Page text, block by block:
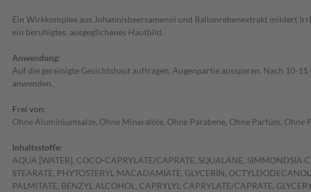
Ein Wirkkomplex aus Johannisbeersamenöl und Ballonrebenextrakt mildert
ein beruhigtes, ausgeglichenes Hautbild.
Anwendung:
Auf die gereinigte Gesichtshaut auftragen, Augenpartie aussparen. Nach 10-
anwenden.
Frei von:
Ohne Aluminiumsalze, Ohne Mineralöle, Ohne Parabene, Ohne Parfüm, Ohne
Inhaltsstoffe:
AQUA [WATER], COCO-CAPRYLATE/CAPRATE, SQUALANE, SIMMONDSIA
STEARATE, PHYTOSTERYL MACADAMIATE, GLYCERIN,
PALMITATE, BENZYL ALCOHOL, CAPRYLYL CAPRYLATE/CAPRATE,